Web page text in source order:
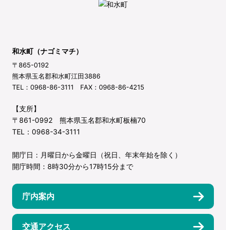
和水町（ナゴミマチ）
〒865-0192
熊本県玉名郡和水町江田3886
TEL：0968-86-3111 FAX：0968-86-4215
【支所】
〒861-0992 熊本県玉名郡和水町板楠70
TEL：0968-34-3111
開庁日：月曜日から金曜日（祝日、年末年始を除く）
開庁時間：8時30分から17時15分まで
庁内案内
交通アクセス